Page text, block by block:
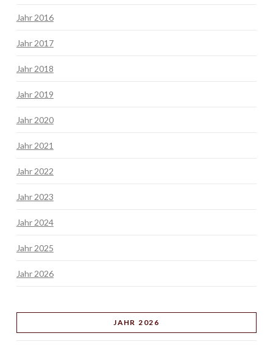
Jahr 2016
Jahr 2017
Jahr 2018
Jahr 2019
Jahr 2020
Jahr 2021
Jahr 2022
Jahr 2023
Jahr 2024
Jahr 2025
Jahr 2026
JAHR 2026